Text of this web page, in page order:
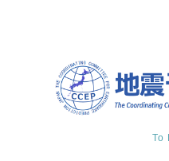
To